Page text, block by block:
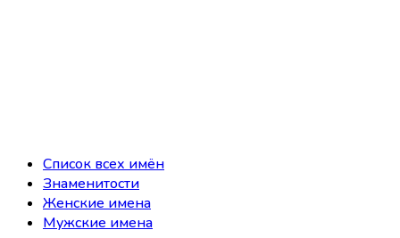
Список всех имён
Знаменитости
Женские имена
Мужские имена